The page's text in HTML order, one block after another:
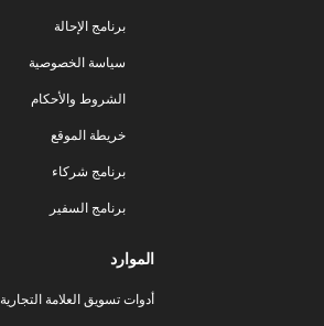
برنامج الإحالة
سياسة الخصوصية
الشروط والأحكام
خريطة الموقع
برنامج شركاء
برنامج السفير
الموارد
أدوات تسويق العلامة التجارية